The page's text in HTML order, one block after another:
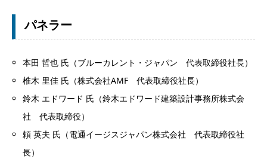
パネラー
本田 哲也 氏（ブルーカレント・ジャパン 代表取締役社長）
椎木 里佳 氏（株式会社AMF 代表取締役社長）
鈴木 エドワード 氏（鈴木エドワード建築設計事務所株式会
社 代表取締役）
頼 英夫 氏（電通イージスジャパン株式会社 代表取締役社
長）